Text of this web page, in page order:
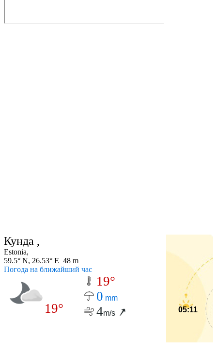
Кунда ,
Estonia,
59.5° N, 26.53° E 48 m
Погода на ближайший час
19°
19°
0 mm
4m/s 05:11